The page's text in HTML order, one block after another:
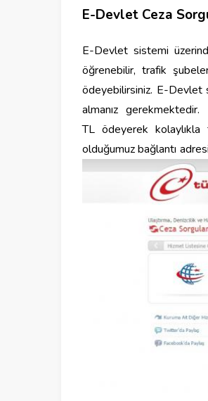
E-Devlet Ceza
E-Devlet sistemi
öğrenebilir, trafik
ödeyebilirsiniz. E-Devlet
almanız
TL ödeyerek
olduğumuz bağlantı